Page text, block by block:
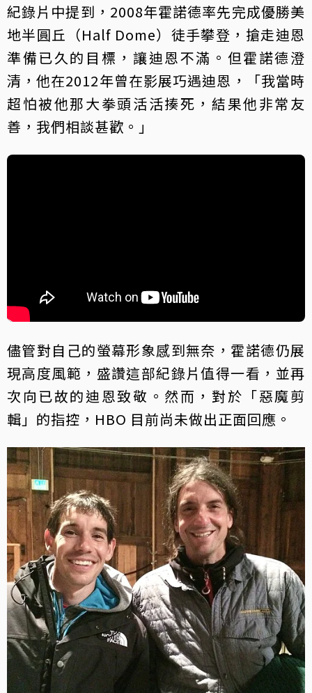
紀錄片中提到，2008年霍諾德率先完成優勝美
地半圓丘（Half Dome）徒手攀登，搶走迪恩
準備已久的目標，讓迪恩不滿。但霍諾德澄
清，他在2012年曾在影展巧遇迪恩，「我當時
超怕被他那大拳頭活活揍死，結果他非常友
善，我們相談甚歡。」
儘管對自己的螢幕形象感到無奈，霍諾德仍展
現高度風範，盛讚這部紀錄片值得一看，並再
次向已故的迪恩致敬。然而，對於「惡魔剪
輯」的指控，HBO 目前尚未做出正面回應。